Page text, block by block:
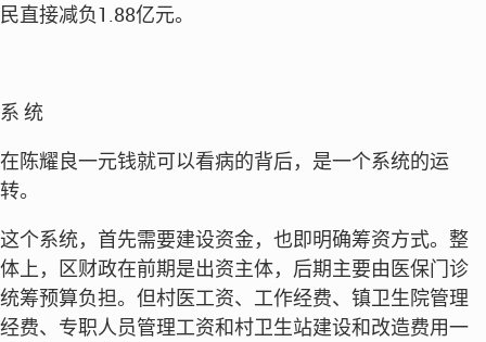
民直接减负1.88亿元。
系 统
在陈耀良一元钱就可以看病的背后，是一个系统的运
转。
这个系统，首先需要建设资金，也即明确筹资方式。整
体上，区财政在前期是出资主体，后期主要由医保门诊
统筹预算负担。但村医工资、工作经费、镇卫生院管理
经费、专职人员管理工资和村卫生站建设和改造费用一